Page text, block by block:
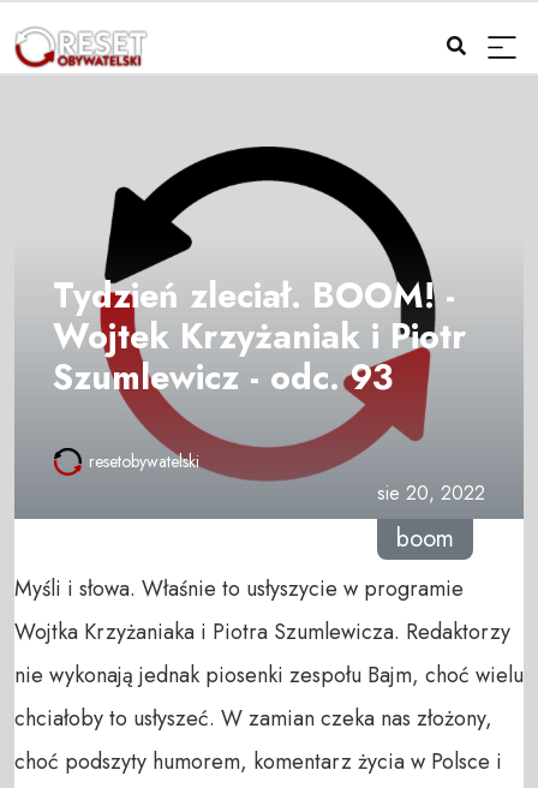
Tydzień zleciał. BOOM! -
Wojtek Krzyżaniak i Piotr
Szumlewicz - odc. 93
resetobywatelski
sie 20, 2022
boom
Myśli i słowa. Właśnie to usłyszycie w programie
Wojtka Krzyżaniaka i Piotra Szumlewicza. Redaktorzy
nie wykonają jednak piosenki zespołu Bajm, choć wielu
chciałoby to usłyszeć. W zamian czeka nas złożony,
choć podszyty humorem, komentarz życia w Polsce i